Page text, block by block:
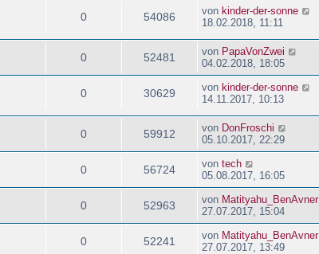
0 54086 von kinder-der-sonne
18.02.2018, 11:11
0 52481 von PapaVonZwei
04.02.2018, 18:05
0 30629 von kinder-der-sonne
14.11.2017, 10:13
0 59912 von DonFroschi
05.10.2017, 22:29
0 56724 von tech
05.08.2017, 16:05
0 52963 von Matityahu_BenAvner
27.07.2017, 15:04
0 52241 von Matityahu_BenAvner
27.07.2017, 13:49